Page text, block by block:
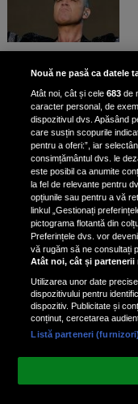
Nouă ne pasă ca datele
Atât noi, cât și cele683 de
caracter personal, de
dispozitivul dvs. Apăsând
care susțin scopurile
pentru a oferi:”, iar
consimțământul dvs. le
este posibil ca anumite
la fel de relevante pentru
opțiunile sau pentru a vă
linkul „Gestionați
pictograma flotantă din
Preferințele dvs. vor
vă rugăm să ne consultați
Atât noi, cât și
Utilizarea unor date
dispozitivului pentru
dispozitiv. Publicitate și
conținut, cercetarea
Listă parteneri (furnizori)